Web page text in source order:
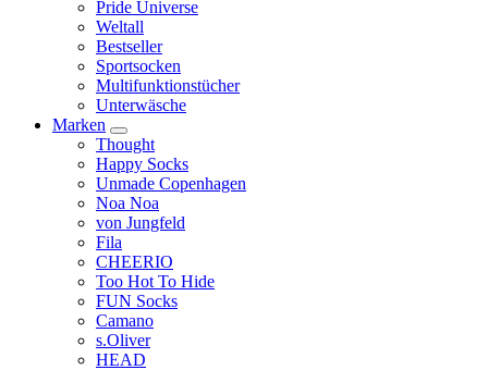
Pride Universe
Weltall
Bestseller
Sportsocken
Multifunktionstücher
Unterwäsche
Marken
Thought
Happy Socks
Unmade Copenhagen
Noa Noa
von Jungfeld
Fila
CHEERIO
Too Hot To Hide
FUN Socks
Camano
s.Oliver
HEAD